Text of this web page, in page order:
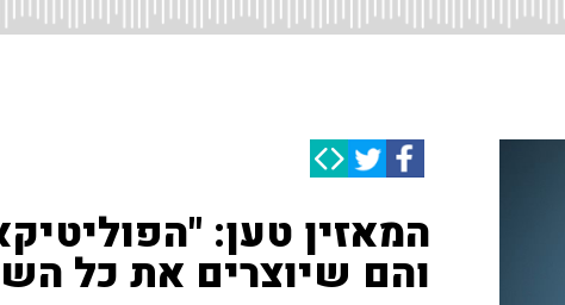
המאזין טען:
והם שיוצרים את כל